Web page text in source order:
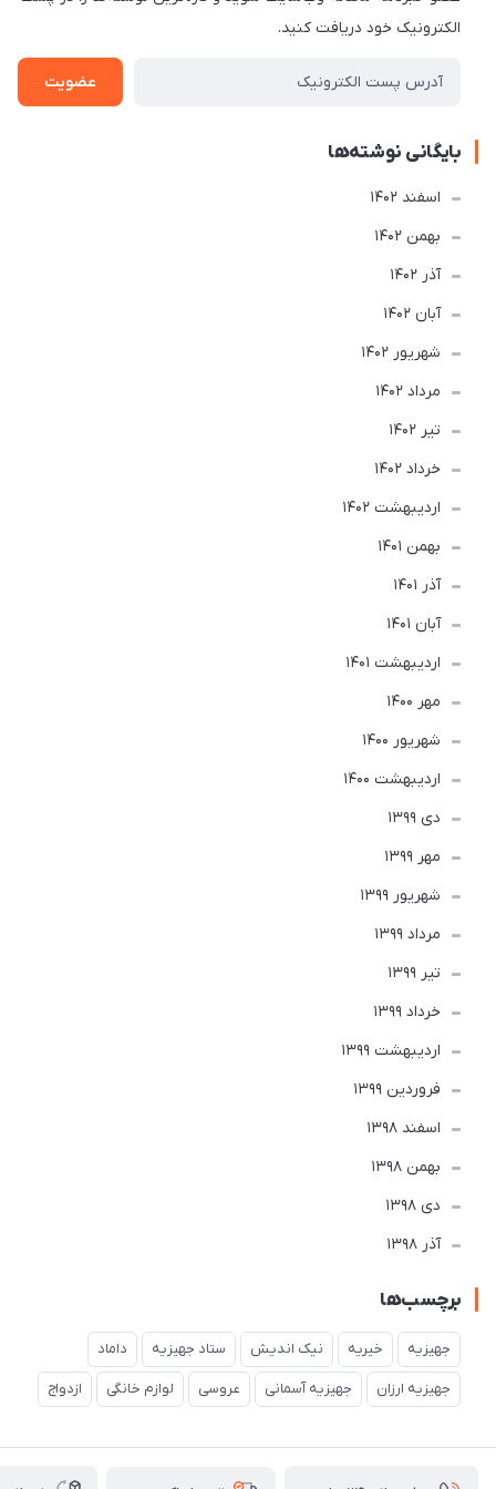
الکترونیک خود دریافت کنید.
عضویت
بایگانی نوشته‌ها
اسفند 1402
بهمن 1402
آذر 1402
آبان 1402
شهریور 1402
مرداد 1402
تير 1402
خرداد 1402
ارديبهشت 1402
بهمن 1401
آذر 1401
آبان 1401
ارديبهشت 1401
مهر 1400
شهریور 1400
ارديبهشت 1400
دی 1399
مهر 1399
شهریور 1399
مرداد 1399
تير 1399
خرداد 1399
ارديبهشت 1399
فروردین 1399
اسفند 1398
بهمن 1398
دی 1398
آذر 1398
برچسب‌ها
جهیزیه خیریه نیک اندیش ستاد جهیزیه داماد
جهیزیه ارزان جهیزیه آسمانی عروسی لوازم خانگی ازدواج